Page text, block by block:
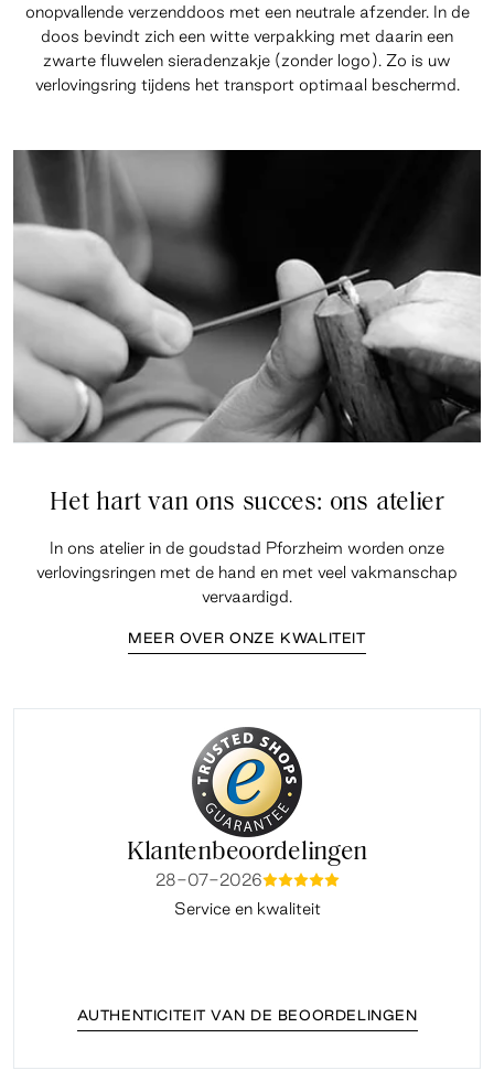
onopvallende verzenddoos met een neutrale afzender. In de
doos bevindt zich een witte verpakking met daarin een
zwarte fluwelen sieradenzakje (zonder logo). Zo is uw
verlovingsring tijdens het transport optimaal beschermd.
Het hart van ons succes: ons atelier
In ons atelier in de goudstad Pforzheim worden onze
verlovingsringen met de hand en met veel vakmanschap
vervaardigd.
MEER OVER ONZE KWALITEIT
Klantenbeoordelingen
28-07-2026mmmmm
Service en kwaliteit
AUTHENTICITEIT VAN DE BEOORDELINGEN